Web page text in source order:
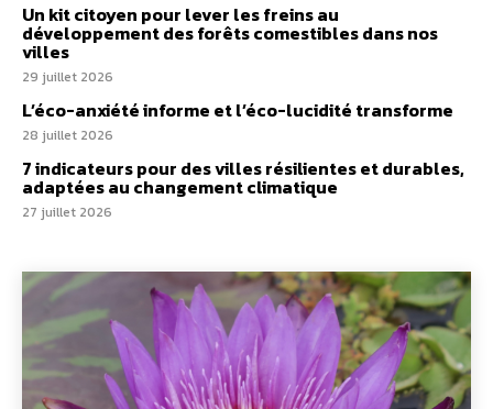
Un kit citoyen pour lever les freins au
développement des forêts comestibles dans nos
villes
29 juillet 2026
L’éco-anxiété informe et l’éco-lucidité transforme
28 juillet 2026
7 indicateurs pour des villes résilientes et durables,
adaptées au changement climatique
27 juillet 2026